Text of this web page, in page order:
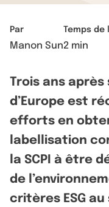
Par
Manon Sun
Temps
2 min
Trois ans
d’Europe est
efforts en
labellisation
la SCPI à être
de
critères ESG